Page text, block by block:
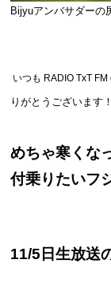
Bijyuアンバサダーの
いつも RADIO TxT
りがとうございます！
めちゃ寒くな
付乗りたいフ
11/5日生放送